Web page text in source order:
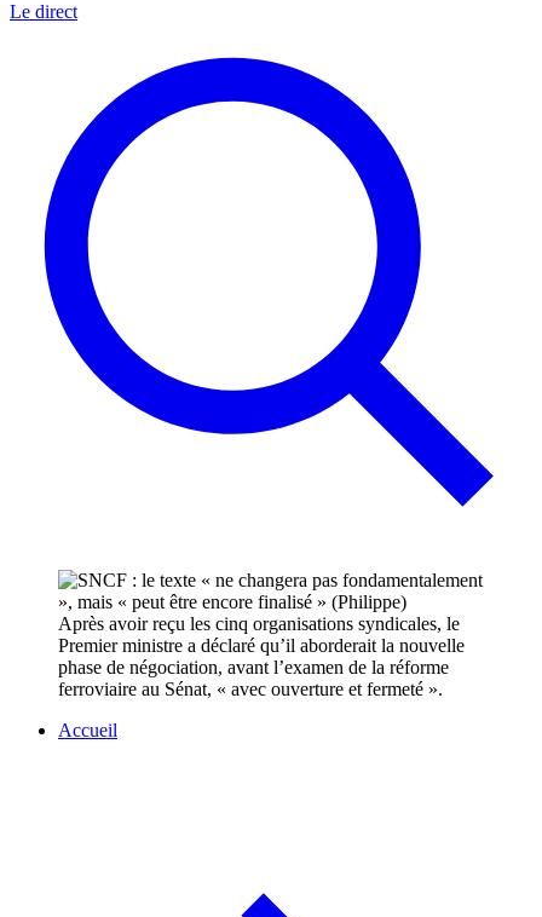
Le direct
Après avoir reçu les cinq organisations syndicales, le
Premier ministre a déclaré qu’il aborderait la nouvelle
phase de négociation, avant l’examen de la réforme
ferroviaire au Sénat, « avec ouverture et fermeté ».
Accueil